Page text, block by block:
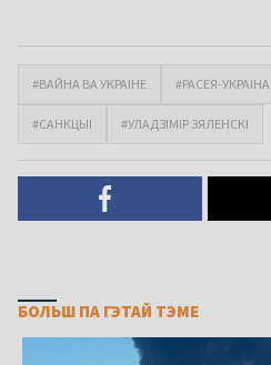
#ВАЙНА ВА УКРАІНЕ #РАСЕЯ-УКРАІНА
#САНКЦЫІ #УЛАДЗІМІР ЗЯЛЕНСКІ
БОЛЬШ ПА ГЭТАЙ ТЭМЕ